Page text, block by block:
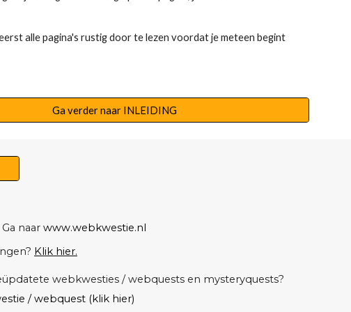
alle pagina's rustig door te lezen voordat je meteen begint
Ga verder naar INLEIDING
naar www.webkwestie.nl
Klik hier.
webkwesties / webquests en mysteryquests?
/ webquest (klik hier)